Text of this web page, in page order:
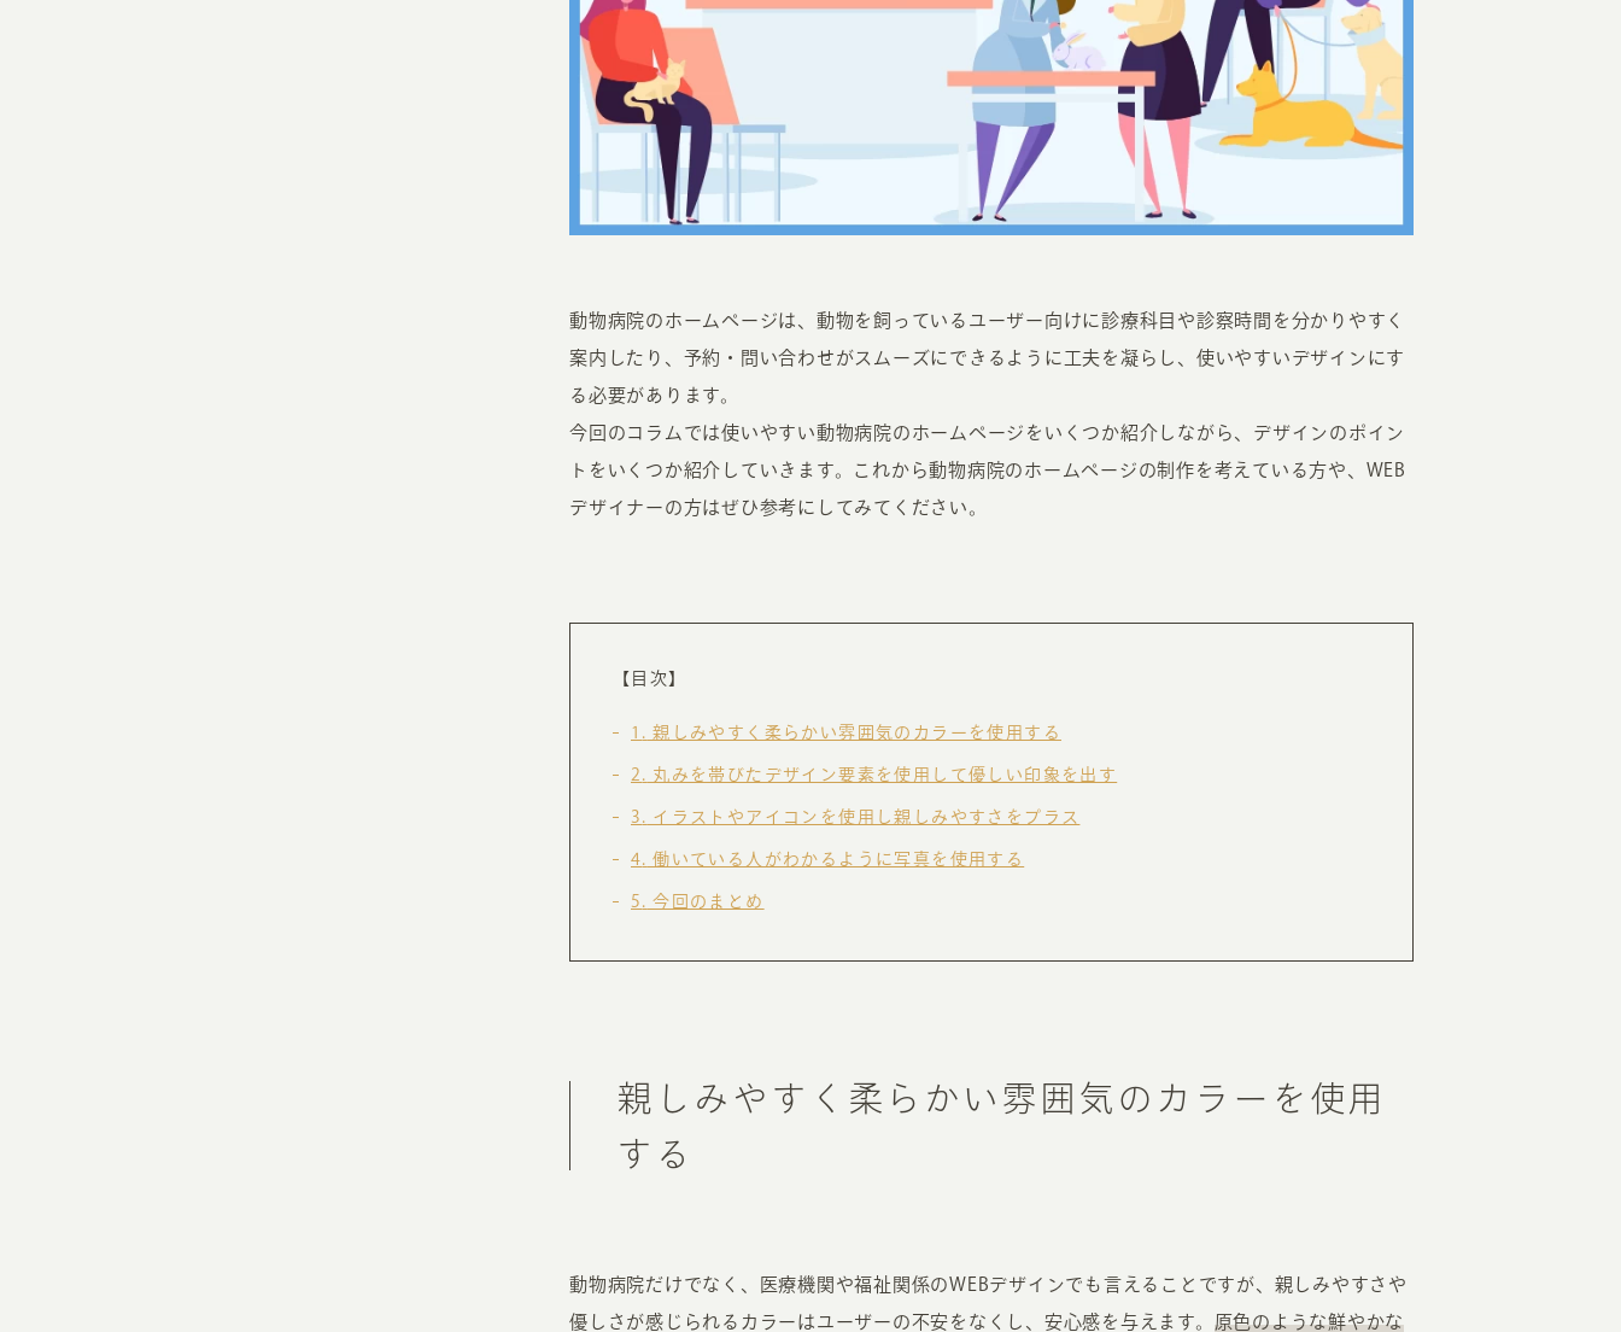
INFORMATION
ホーム
制作実績
ホームページ集客の重要性
よくある質問
お知らせ・コラム
ABOUT
オフィス紹介・会社概要
ホームページ集客にかける想い
CREATION
クライアント専属チームによる戦略会議
WEB専門のライターがすべての原稿を執筆
検索順位を安定的に伸ばす内部SEO対策
特定のターゲットに的確に訴求するインターネット広告
動物病院のホームページは、動物を飼っているユーザー向けに診療科目や診察時間を分かりやすく
案内したり、予約・問い合わせがスムーズにできるように工夫を凝らし、使いやすいデザインにす
る必要があります。
今回のコラムでは使いやすい動物病院のホームページをいくつか紹介しながら、デザインのポイン
トをいくつか紹介していきます。これから動物病院のホームページの制作を考えている方や、WEB
デザイナーの方はぜひ参考にしてみてください。
【目次】
1 親しみやすく柔らかい雰囲気のカラーを使用する
2 丸みを帯びたデザイン要素を使用して優しい印象を出す
3 イラストやアイコンを使用し親しみやすさをプラス
4 働いている人がわかるように写真を使用する
5 今回のまとめ
親しみやすく柔らかい雰囲気のカラーを使用
する
動物病院だけでなく、医療機関や福祉関係のWEBデザインでも言えることですが、親しみやすさや
優しさが感じられるカラーはユーザーの不安をなくし、安心感を与えます。 原色のような鮮やかな